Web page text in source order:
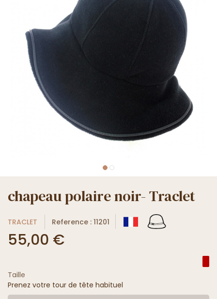
chapeau polaire noir- Traclet
TRACLET Reference : 11201
55,00 €
Taille
Prenez votre tour de tête habituel